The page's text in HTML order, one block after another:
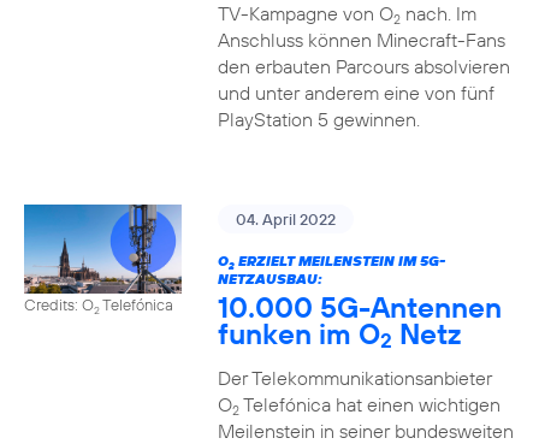
TV-Kampagne von O2nach. Im
Anschluss können Minecraft-Fans
den erbauten Parcours absolvieren
und unter anderem eine von fünf
PlayStation 5 gewinnen.
Credits: O2Telefónica
04. April 2022
O2ERZIELT MEILENSTEIN IM 5G-
NETZAUSBAU:
10.000 5G-Antennen
funken im O2 Netz
Der Telekommunikationsanbieter
O2Telefónica hat einen wichtigen
Meilenstein in seiner bundesweiten